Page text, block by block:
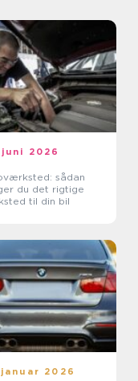
juni 2026
sådan
du det rigtige
til din bil
2026